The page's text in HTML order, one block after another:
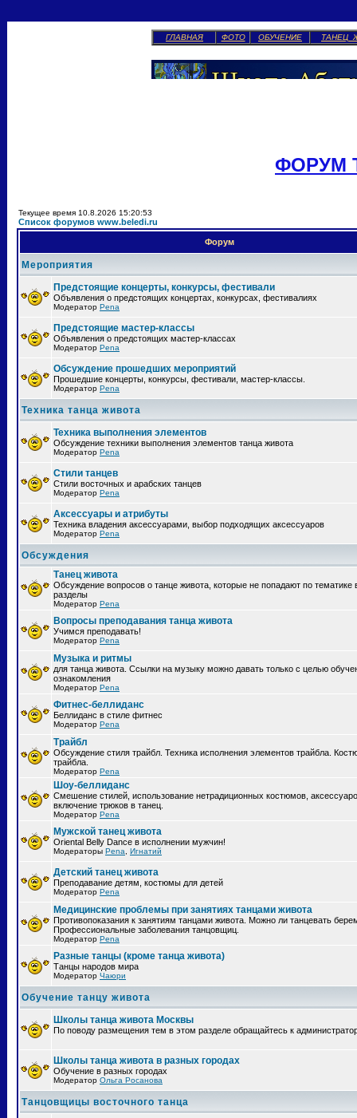
ГЛАВНАЯ ФОТО ОБУЧЕНИЕ ТАНЕЦ
ФОРУМ
Текущее время 10.8.2026 15:20:53
Список форумов www.beledi.ru
Форум
Мероприятия
Предстоящие концерты, конкурсы, фестивали
Объявления о предстоящих концертах, конкурсах, фестивалиях
Модератор Pena
Предстоящие мастер-классы
Объявления о предстоящих мастер-классах
Модератор Pena
Обсуждение прошедших мероприятий
Прошедшие концерты, конкурсы, фестивали, мастер-классы.
Модератор Pena
Техника танца живота
Техника выполнения элементов
Обсуждение техники выполнения элементов танца живота
Модератор Pena
Стили танцев
Стили восточных и арабских танцев
Модератор Pena
Аксессуары и атрибуты
Техника владения аксессуарами, выбор подходящих аксессуаров
Модератор Pena
Обсуждения
Танец живота
Обсуждение вопросов о танце живота, которые не попадают по тематике
разделы
Модератор Pena
Вопросы преподавания танца живота
Учимся преподавать!
Модератор Pena
Музыка и ритмы
для танца живота. Ссылки на музыку можно давать только с целью
ознакомления
Модератор Pena
Фитнес-беллиданс
Беллиданс в стиле фитнес
Модератор Pena
Трайбл
Обсуждение стиля трайбл. Техника исполнения элементов трайбла.
трайбла.
Модератор Pena
Шоу-беллиданс
Смешение стилей, использование нетрадиционных костюмов,
включение трюков в танец.
Модератор Pena
Мужской танец живота
Oriental Belly Dance в исполнении мужчин!
Модераторы Pena Игнатий
Детский танец живота
Преподавание детям, костюмы для детей
Модератор Pena
Медицинские проблемы при занятиях танцами живота
Противопоказания к занятиям танцами живота. Можно ли танцевать
Профессиональные заболевания танцовщиц.
Модератор Pena
Разные танцы (кроме танца живота)
Танцы народов мира
Модератор Чаюри
Обучение танцу живота
Школы танца живота Москвы
По поводу размещения тем в этом разделе обращайтесь к
Школы танца живота в разных городах
Обучение в разных городах
Модератор Ольга Росанова
Танцовщицы восточного танца